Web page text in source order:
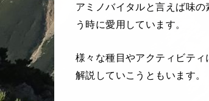
アミノバイタルと言えば味
う時に愛用しています。
様々な種目やアクティビテ
解説していこうともいます。